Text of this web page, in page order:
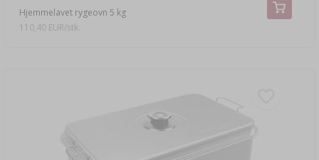
Hjemmelavet rygeovn 5 kg
110,40 EUR/stk.